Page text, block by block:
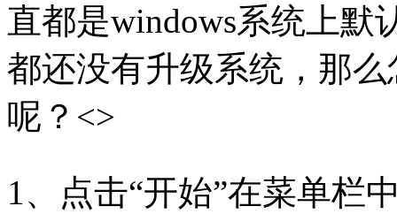
直都是windows系统上默
都还没有升级系统，那
呢？<>
1、点击“开始”在菜单栏